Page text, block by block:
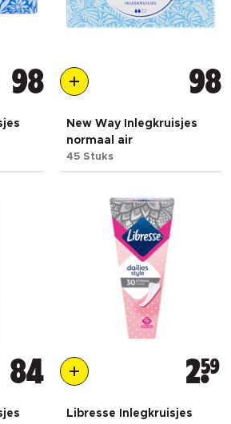
98 98
New Way Inlegkruisjes
normaal air
45 Stuks
84 259
Libresse Inlegkruisjes